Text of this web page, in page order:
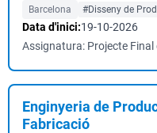
Barcelona
#Disseny de
Data d'inici:19-10-2026
Assignatura: Projecte Final
Enginyeria de
Fabricació